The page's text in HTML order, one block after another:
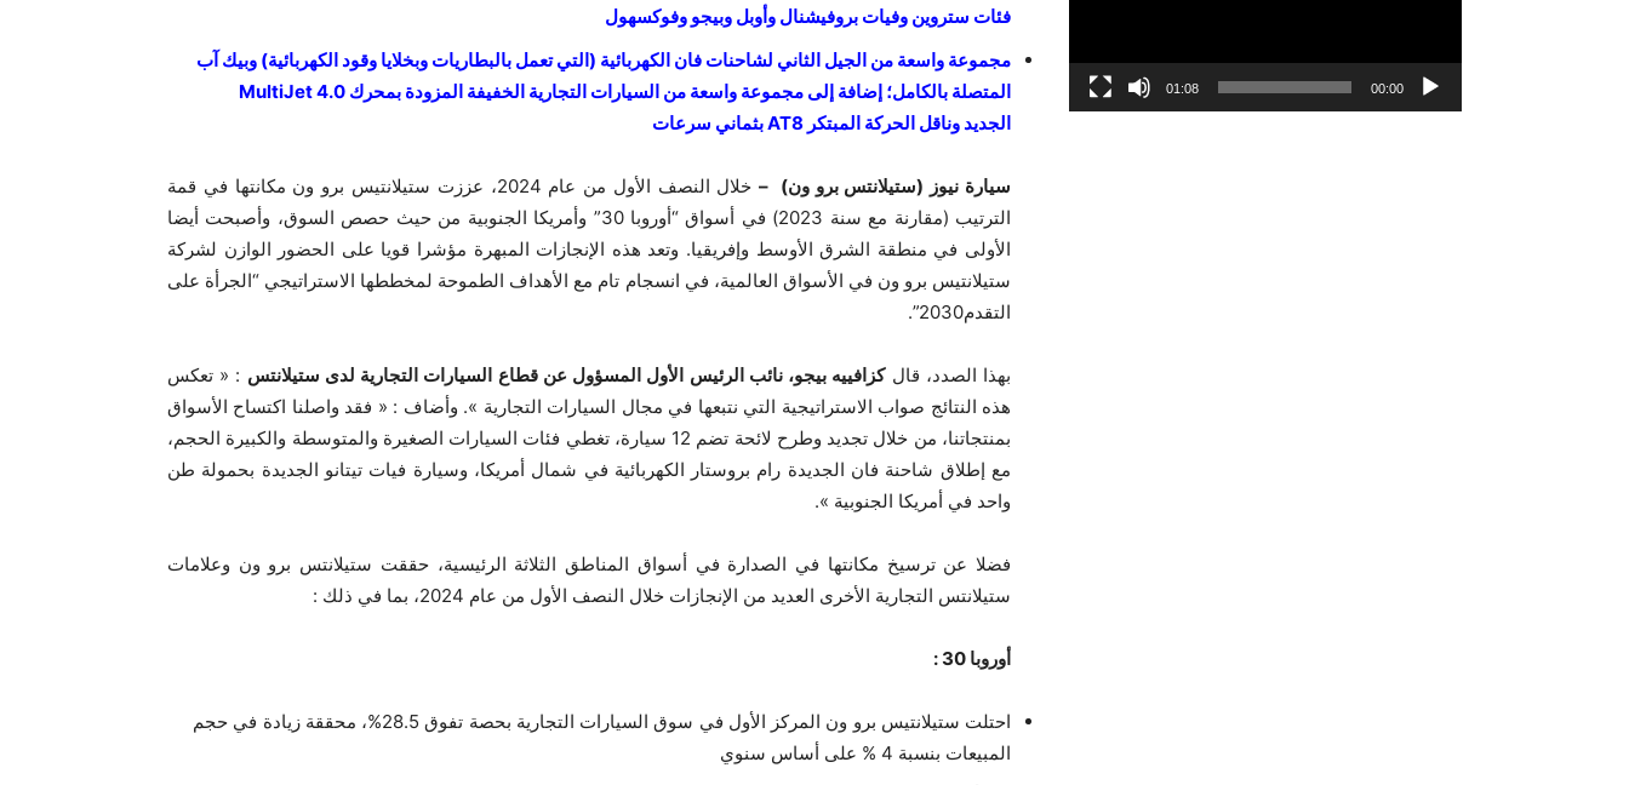
فئات ستروين وفيات بروفيشنال وأوبل وبيجو وفوكسهول
مجموعة واسعة من الجيل الثاني لشاحنات فان الكهربائية (التي تعمل بالبطاريات وبخلايا وقود الكهربائية) وبيك آب
المتصلة بالكامل؛ إضافة إلى مجموعة واسعة من السيارات التجارية الخفيفة المزودة بمحرك MultiJet 4.0
الجديد وناقل الحركة المبتكر AT8 بثماني سرعات
سيارة نيوز (ستيلانتس برو ون) –
خلال النصف الأول من عام 2024، عززت ستيلانتيس برو ون مكانتها في قمة
الترتيب (مقارنة مع سنة 2023) في أسواق “أوروبا 30” وأمريكا الجنوبية من حيث حصص السوق، وأصبحت أيضا
الأولى في منطقة الشرق الأوسط وإفريقيا. وتعد هذه الإنجازات المبهرة مؤشرا قويا على الحضور الوازن لشركة
ستيلانتيس برو ون في الأسواق العالمية، في انسجام تام مع الأهداف الطموحة لمخططها الاستراتيجي “الجرأة على
التقدم2030”.
بهذا الصدد، قالكزافييه بيجو، نائب الرئيس الأول المسؤول عن قطاع السيارات التجارية لدى ستيلانتس : « تعكس
هذه النتائج صواب الاستراتيجية التي نتبعها في مجال السيارات التجارية ». وأضاف : « فقد واصلنا اكتساح الأسواق
بمنتجاتنا، من خلال تجديد وطرح لائحة تضم 12 سيارة، تغطي فئات السيارات الصغيرة والمتوسطة والكبيرة الحجم،
مع إطلاق شاحنة فان الجديدة رام بروستار الكهربائية في شمال أمريكا، وسيارة فيات تيتانو الجديدة بحمولة طن
واحد في أمريكا الجنوبية ».
فضلا عن ترسيخ مكانتها في الصدارة في أسواق المناطق الثلاثة الرئيسية، حققت ستيلانتس برو ون وعلامات
ستيلانتس التجارية الأخرى العديد من الإنجازات خلال النصف الأول من عام 2024، بما في ذلك :
أوروبا 30 :
احتلت ستيلانتيس برو ون المركز الأول في سوق السيارات التجارية بحصة تفوق 28.5%، محققة زيادة في حجم
المبيعات بنسبة 4 % على أساس سنوي
00:00
01:08